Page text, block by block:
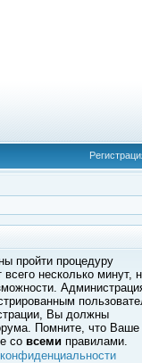
пройти процедуру
несколько минут,
Вы должны
Помните, что Ваше
со всеми правилами.